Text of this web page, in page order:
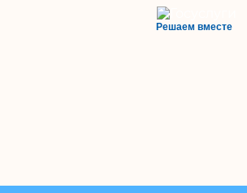
Решаем вместе